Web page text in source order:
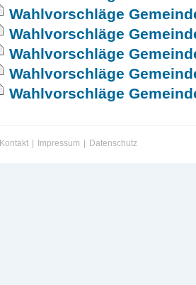
Wahlvorschläge
Wahlvorschläge
Wahlvorschläge
Wahlvorschläge
Wahlvorschläge
Kontakt Impressum Datenschutz